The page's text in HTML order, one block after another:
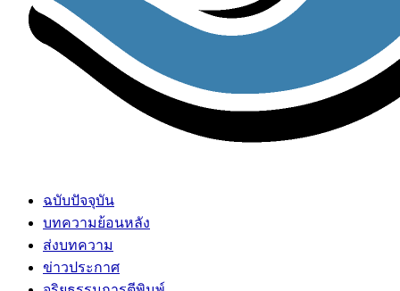
ฉบับปัจจุบัน
บทความย้อนหลัง
ส่งบทความ
ข่าวประกาศ